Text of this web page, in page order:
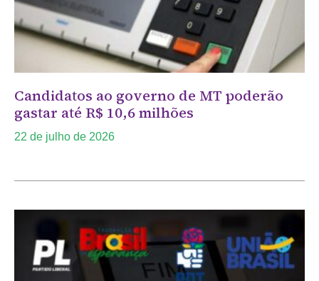
Candidatos ao governo de MT poderão
gastar até R$ 10,6 milhões
22 de julho de 2026